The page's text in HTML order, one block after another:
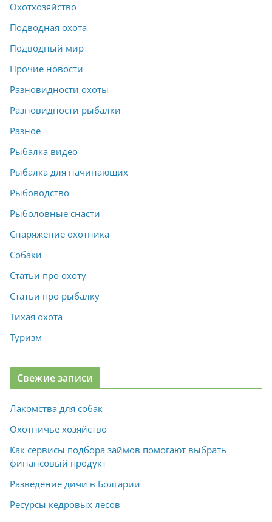
Охотхозяйство
Подводная охота
Подводный мир
Прочие новости
Разновидности охоты
Разновидности рыбалки
Разное
Рыбалка видео
Рыбалка для начинающих
Рыбоводство
Рыболовные снасти
Снаряжение охотника
Собаки
Статьи про охоту
Статьи про рыбалку
Тихая охота
Туризм
Свежие записи
Лакомства для собак
Охотничье хозяйство
Как сервисы подбора займов помогают выбрать
финансовый продукт
Разведение дичи в Болгарии
Ресурсы кедровых лесов